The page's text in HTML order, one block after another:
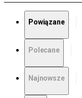
Powiązane
Polecane
Najnowsze